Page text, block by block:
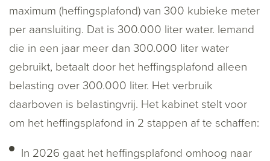
maximum (heffingsplafond) van 300 kubieke meter
per aansluiting. Dat is 300.000 liter water. Iemand
die in een jaar meer dan 300.000 liter water
gebruikt, betaalt door het heffingsplafond alleen
belasting over 300.000 liter. Het verbruik
daarboven is belastingvrij. Het kabinet stelt voor
om het heffingsplafond in 2 stappen af te schaffen:
In 2026 gaat het heffingsplafond omhoog naar